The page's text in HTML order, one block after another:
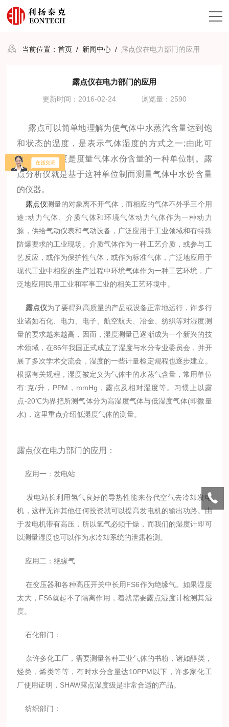
当前位置：首页 / 新闻中心 / 露点仪在电力部门的应用
露点仪在电力部门的应用
更新时间：2016-02-24 浏览量：2590
露点可以简单地理解为使气体中水蒸汽含量达到饱
和状态的温度，是表示气体湿度的方式之一;由此可
见，露点温度是度量气体水份含量的一种单位制。露
点分析仪就是基于这种单位制而测量气体中水份含量
的仪器。
露点仪测量的对象离不开气体，而相应的气体不外乎三个用
途:动力气体、介质气体和环境气体动力气体作为一种动力
源，供给气动仪表和气动设备，广泛应用于工业领域和有特殊
防爆要求的工业现场。介质气体作为一种工艺介质，或参与工
艺反应，或作为保护性气体，或作为标准气体，广泛地应用于
现代工业中相应的生产过程中环境气体作为一种工艺环境，广
泛地应用民用工业和军事工业的相关工艺环境中。
露点仪为了要得到高质量的产品或设备正常地运行，许多行
业诸如石化、电力、电子、航空航天、冶金、纺织等对湿度测
量的要求越来越高，因而，湿度测量已逐渐成为一个新兴的技
术领域，在86年我国正式成立了湿度与水分专业委员会，并开
展了多次学术交流会，湿度的一些计量检定规程也逐步建立。
根据有关规程，湿度被定义为气体中的水蒸气含量，常用单位
有:克/升，PPM，mmHg，露点及相对湿度等。习惯上以露
点-20℃为界把所测气体分为高湿度气体与低湿度气体(即微量
水)，这里重点介绍低湿度气体的测量。
露点仪在电力部门的应用：
应用一：发电站
发电站长利用氢气良好的导热性能来替代空气去冷却发电
机，这样无许其他任何投资就可以提高发电机的输出功路。由
于发电机带有高压，所以氢气必须干燥，而我们的湿度计即可
以测量湿度也可以作为水冷却系统的泄露检测。
应用二：绝缘气
在变压器和各种高压开关中长用FS6作为绝缘气。如果湿度
太大，FS6就起不了隔离作用，着就需要露点湿度计检测其湿
度。
石化部门：
杂许多化工厂，需要测量各种工业气体的书粉，诸如醇类，
烃类，烯类等等，有时水分含量达10PPM以下，许多家化工
厂使用证明，SHAW露点湿度级是非常合适的产品。
纺织部门：